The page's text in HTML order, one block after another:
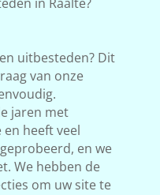
uitbesteden? Dit
van onze
jaren met
heeft veel
en we
We hebben de
om uw site te